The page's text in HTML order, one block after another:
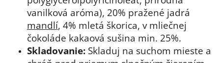
vanilková aróma), 20% pražené jadrá
mandlí, 4% mletá škorica, v mliečnej
čokoláde kakaová sušina min. 25%.
Skladovanie: Skladuj na suchom mieste a